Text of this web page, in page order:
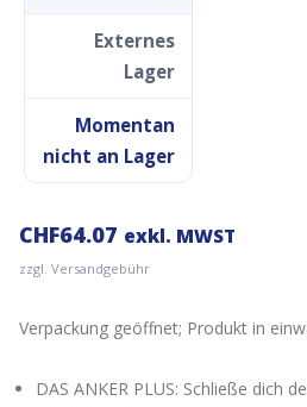
Externes
Lager
Momentan
nicht an Lager
CHF64.07 exkl. MWST
zzgl. Versandgebühr
Verpackung geöffnet; Produkt in
DAS ANKER PLUS: Schließe dich